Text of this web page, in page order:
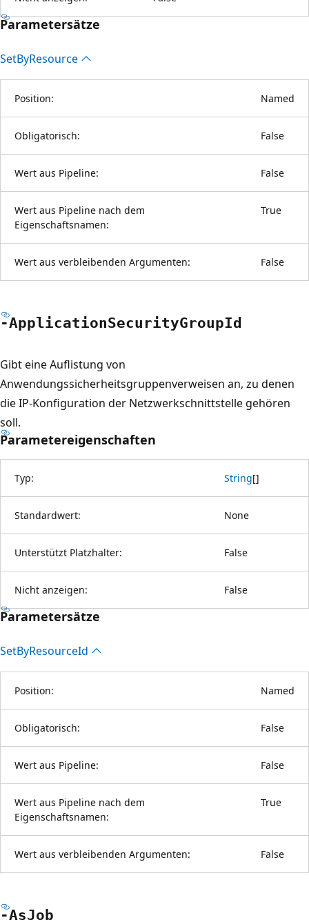
Parametersätze
SetByResource
Position: Named
Obligatorisch: False
Wert aus Pipeline: False
Wert aus Pipeline nach dem
Eigenschaftsnamen:
True
Wert aus verbleibenden Argumenten: False
-ApplicationSecurityGroupId
Gibt eine Auflistung von
Anwendungssicherheitsgruppenverweisen an, zu denen
die IP-Konfiguration der Netzwerkschnittstelle gehören
soll.
Parametereigenschaften
Typ: String[]
Standardwert: None
Unterstützt Platzhalter: False
Nicht anzeigen: False
Parametersätze
SetByResourceId
Position: Named
Obligatorisch: False
Wert aus Pipeline: False
Wert aus Pipeline nach dem
Eigenschaftsnamen:
True
Wert aus verbleibenden Argumenten: False
-AsJob